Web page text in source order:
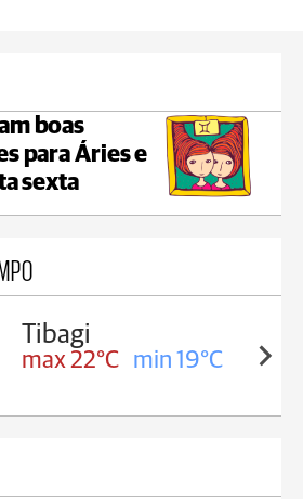
boas
para Áries e
sexta
Telêmaco Borba
max 22°C min 19°C